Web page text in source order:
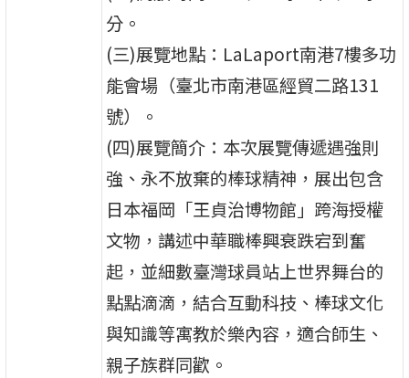
分。
(三)展覽地點：LaLaport南港7樓多功
能會場（臺北市南港區經貿二路131
號）。
(四)展覽簡介：本次展覽傳遞遇強則
強、永不放棄的棒球精神，展出包含
日本福岡「王貞治博物館」跨海授權
文物，講述中華職棒興衰跌宕到奮
起，並細數臺灣球員站上世界舞台的
點點滴滴，結合互動科技、棒球文化
與知識等寓教於樂內容，適合師生、
親子族群同歡。